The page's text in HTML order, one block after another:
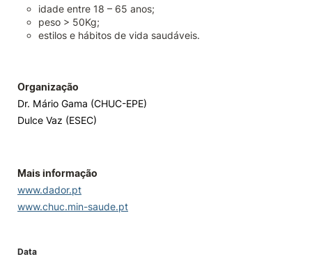
idade entre 18 – 65 anos;
peso > 50Kg;
estilos e hábitos de vida saudáveis.
Organização
Dr. Mário Gama (CHUC-EPE)
Dulce Vaz (ESEC)
Mais informação
www.dador.pt
www.chuc.min-saude.pt
Data